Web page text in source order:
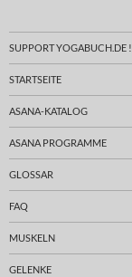
SUPPORT YOGABUCH.DE !
STARTSEITE
ASANA-KATALOG
ASANA PROGRAMME
GLOSSAR
FAQ
MUSKELN
GELENKE